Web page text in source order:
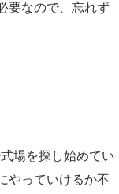
要なので、忘れず
式場を探し始めてい
やっていけるか不